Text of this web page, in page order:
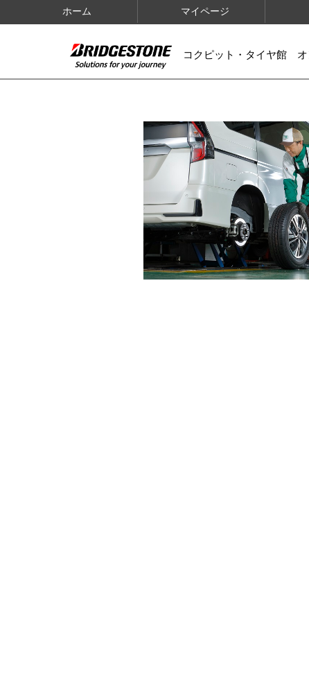
ホーム マイページ
コクピット・タイヤ館 オ
IMAGES